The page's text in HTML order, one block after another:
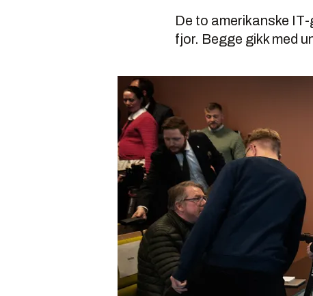
De to amerikanske
fjor. Begge gikk med